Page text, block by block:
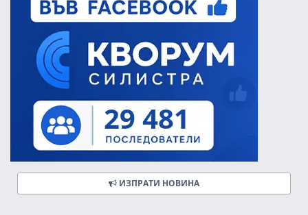
ИЗПРАТИ НОВИНА